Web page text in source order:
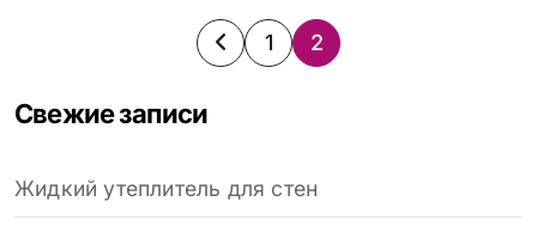
Пагинация
записей
1 2
Свежие записи
Жидкий утеплитель для стен